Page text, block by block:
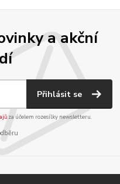
a akční
Přihlásit se
za účelem rozesílky newsletteru.